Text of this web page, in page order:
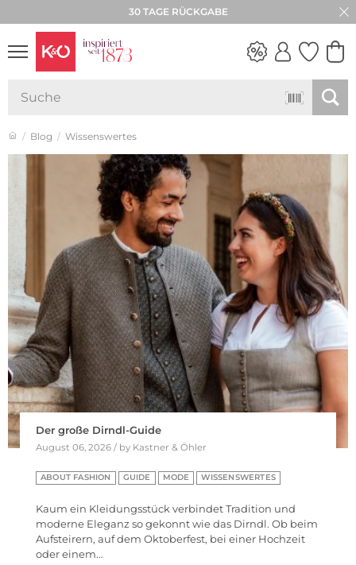
★★★★★ 4,8 / 5,0 STERNE
Blog Wissenswertes
Der große Dirndl-Guide
August 06, 2026 / by Kastner & Öhler
ABOUT FASHION GUIDE MODE WISSENSWERTES
Kaum ein Kleidungsstück verbindet Tradition und
moderne Eleganz so gekonnt wie das Dirndl. Ob beim
Aufsteirern, auf dem Oktoberfest, bei einer Hochzeit
oder einem…